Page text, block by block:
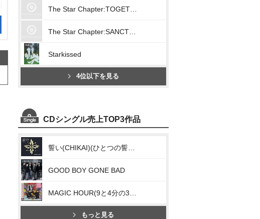
Starkissed
4位以下を見る
CDシングル売上TOP3作品
GOOD BOY GONE BAD
もっと見る